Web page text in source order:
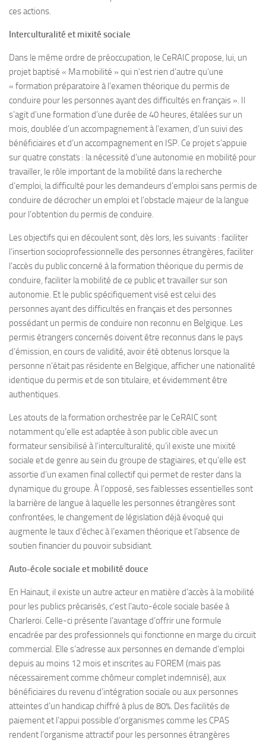
ces actions.
Interculturalité et mixité sociale
Dans le même ordre de préoccupation, le CeRAIC propose, lui, un
projet baptisé « Ma mobilité » qui n’est rien d’autre qu’une
« formation préparatoire à l’examen théorique du permis de
conduire pour les personnes ayant des difficultés en français ». Il
s’agit d’une formation d’une durée de 40 heures, étalées sur un
mois, doublée d’un accompagnement à l’examen, d’un suivi des
bénéficiaires et d’un accompagnement en ISP. Ce projet s’appuie
sur quatre constats : la nécessité d’une autonomie en mobilité pour
travailler, le rôle important de la mobilité dans la recherche
d’emploi, la difficulté pour les demandeurs d’emploi sans permis de
conduire de décrocher un emploi et l’obstacle majeur de la langue
pour l’obtention du permis de conduire.
Les objectifs qui en découlent sont, dès lors, les suivants : faciliter
l’insertion socioprofessionnelle des personnes étrangères, faciliter
l’accès du public concerné à la formation théorique du permis de
conduire, faciliter la mobilité de ce public et travailler sur son
autonomie. Et le public spécifiquement visé est celui des
personnes ayant des difficultés en français et des personnes
possédant un permis de conduire non reconnu en Belgique. Les
permis étrangers concernés doivent être reconnus dans le pays
d’émission, en cours de validité, avoir été obtenus lorsque la
personne n’était pas résidente en Belgique, afficher une nationalité
identique du permis et de son titulaire, et évidemment être
authentiques.
Les atouts de la formation orchestrée par le CeRAIC sont
notamment qu’elle est adaptée à son public cible avec un
formateur sensibilisé à l’interculturalité, qu’il existe une mixité
sociale et de genre au sein du groupe de stagiaires, et qu’elle est
assortie d’un examen final collectif qui permet de rester dans la
dynamique du groupe. À l’opposé, ses faiblesses essentielles sont
la barrière de langue à laquelle les personnes étrangères sont
confrontées, le changement de législation déjà évoqué qui
augmente le taux d’échec à l’examen théorique et l’absence de
soutien financier du pouvoir subsidiant.
Auto-école sociale et mobilité douce
En Hainaut, il existe un autre acteur en matière d’accès à la mobilité
pour les publics précarisés, c’est l’auto-école sociale basée à
Charleroi. Celle-ci présente l’avantage d’offrir une formule
encadrée par des professionnels qui fonctionne en marge du circuit
commercial. Elle s’adresse aux personnes en demande d’emploi
depuis au moins 12 mois et inscrites au FOREM (mais pas
nécessairement comme chômeur complet indemnisé), aux
bénéficiaires du revenu d’intégration sociale ou aux personnes
atteintes d’un handicap chiffré à plus de 80%. Des facilités de
paiement et l’appui possible d’organismes comme les CPAS
rendent l’organisme attractif pour les personnes étrangères